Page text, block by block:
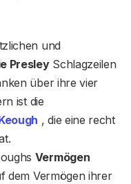
und
PresleySchlagzeilen
über ihre vier
ist die
, die eine recht
Vermögen
dem Vermögen ihrer